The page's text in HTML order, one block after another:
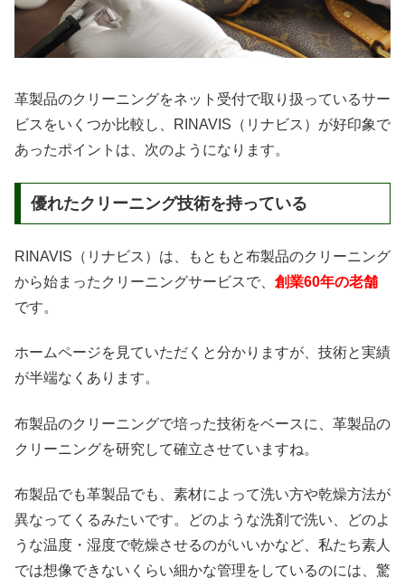
革製品のクリーニングをネット受付で取り扱っているサー
ビスをいくつか比較し、RINAVIS（リナビス）が好印象で
あったポイントは、次のようになります。
優れたクリーニング技術を持っている
RINAVIS（リナビス）は、もともと布製品のクリーニング
から始まったクリーニングサービスで、 創業60年の老舗
です。
ホームページを見ていただくと分かりますが、技術と実績
が半端なくあります。
布製品のクリーニングで培った技術をベースに、革製品の
クリーニングを研究して確立させていますね。
布製品でも革製品でも、素材によって洗い方や乾燥方法が
異なってくるみたいです。どのような洗剤で洗い、どのよ
うな温度・湿度で乾燥させるのがいいかなど、私たち素人
では想像できないくらい細かな管理をしているのには、驚